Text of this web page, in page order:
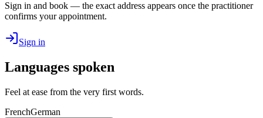
Sign in and book — the exact address appears once the practitioner
confirms your appointment.
Sign in
Languages spoken
Feel at ease from the very first words.
FrenchGerman